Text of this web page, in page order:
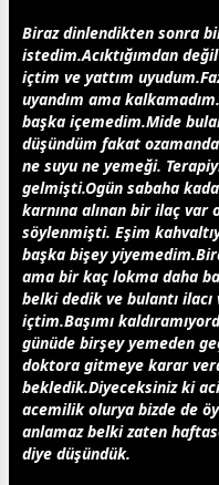
Biraz dinlendikten sonra
istedim.Acıktığımdan
içtim ve yattım
uyandım ama
başka içemedim.Mide
düşündüm fakat ozaman
ne suyu ne yemeği.
gelmişti.Ogün sabaha
karnına alınan bir ilaç
söylenmişti. Eşim
başka bişey
ama bir kaç lokma daha b
belki dedik ve bulantı
içtim.Başımı
günüde birşey yemeden
doktora gitmeye karar
bekledik.Diyeceksiniz ki
acemilik olurya bizde de
anlamaz belki zaten
diye düşündük.